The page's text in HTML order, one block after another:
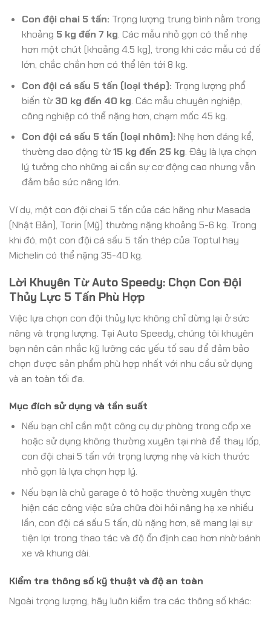
Con đội chai 5 tấn: Trọng lượng trung bình nằm trong
khoảng 5 kg đến 7 kg. Các mẫu nhỏ gọn có thể nhẹ
hơn một chút (khoảng 4.5 kg), trong khi các mẫu có đế
lớn, chắc chắn hơn có thể lên tới 8 kg.
Con đội cá sấu 5 tấn (loại thép): Trọng lượng phổ
biến từ30 kg đến 40 kg. Các mẫu chuyên nghiệp,
công nghiệp có thể nặng hơn, chạm mốc 45 kg.
Con đội cá sấu 5 tấn (loại nhôm): Nhẹ hơn đáng kể,
thường dao động từ15 kg đến 25 kg. Đây là lựa chọn
lý tưởng cho những ai cần sự cơ động cao nhưng vẫn
đảm bảo sức nâng lớn.
Ví dụ, một con đội chai 5 tấn của các hãng như Masada
(Nhật Bản), Torin (Mỹ) thường nặng khoảng 5-6 kg. Trong
khi đó, một con đội cá sấu 5 tấn thép của Toptul hay
Michelin có thể nặng 35-40 kg.
Lời Khuyên Từ Auto Speedy: Chọn Con Đội
Thủy Lực 5 Tấn Phù Hợp
Việc lựa chọn con đội thủy lực không chỉ dừng lại ở sức
nâng và trọng lượng. Tại Auto Speedy, chúng tôi khuyên
bạn nên cân nhắc kỹ lưỡng các yếu tố sau để đảm bảo
chọn được sản phẩm phù hợp nhất với nhu cầu sử dụng
và an toàn tối đa.
Mục đích sử dụng và tần suất
Nếu bạn chỉ cần một công cụ dự phòng trong cốp xe
hoặc sử dụng không thường xuyên tại nhà để thay lốp,
con đội chai 5 tấn với trọng lượng nhẹ và kích thước
nhỏ gọn là lựa chọn hợp lý.
Nếu bạn là chủ garage ô tô hoặc thường xuyên thực
hiện các công việc sửa chữa đòi hỏi nâng hạ xe nhiều
lần, con đội cá sấu 5 tấn, dù nặng hơn, sẽ mang lại sự
tiện lợi trong thao tác và độ ổn định cao hơn nhờ bánh
xe và khung dài.
Kiểm tra thông số kỹ thuật và độ an toàn
Ngoài trọng lượng, hãy luôn kiểm tra các thông số khác: